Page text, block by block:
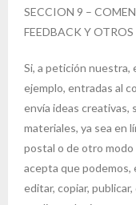
SECCION 9 –
FEEDBACK Y
Si, a petición nuestra,
ejemplo, entradas al
envía ideas creativas,
materiales, ya sea en
postal o de otro modo
acepta que podemos,
editar, copiar,